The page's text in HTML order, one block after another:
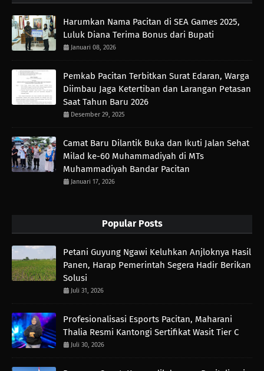
Harumkan Nama Pacitan di SEA Games 2025,
Luluk Diana Terima Bonus dari Bupati
Januari 08, 2026
Pemkab Pacitan Terbitkan Surat Edaran, Warga
Diimbau Jaga Ketertiban dan Larangan Petasan
Saat Tahun Baru 2026
Desember 29, 2025
Camat Baru Dilantik Buka dan Ikuti Jalan Sehat
Milad ke-60 Muhammadiyah di MTs
Muhammadiyah Bandar Pacitan
Januari 17, 2026
Popular Posts
Petani Guyung Ngawi Keluhkan Anjloknya Hasil
Panen, Harap Pemerintah Segera Hadir Berikan
Solusi
Juli 31, 2026
Profesionalisasi Esports Pacitan, Maharani
Thalia Resmi Kantongi Sertifikat Wasit Tier C
Juli 30, 2026